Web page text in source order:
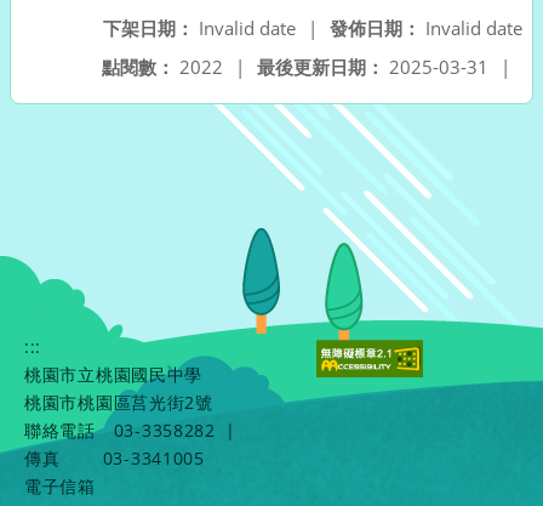
發佈日期： Invalid date
下架日期： Invalid date
|
最後更新日期： 2025-03-31 |
點閱數： 2022 |
:::
桃園市立桃園國民中學
桃園市桃園區莒光街2號
聯絡電話
03-3358282
|
傳真
03-3341005
電子信箱